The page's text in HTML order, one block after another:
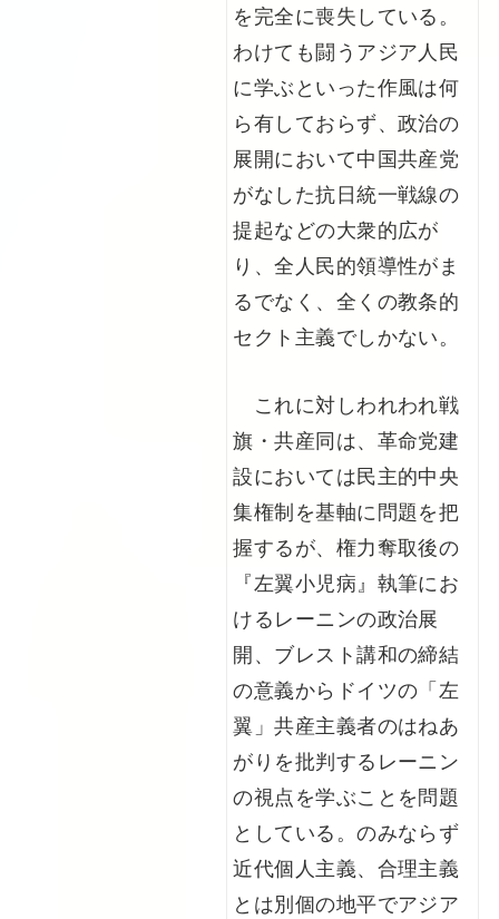
を完全に喪失している。
わけても闘うアジア人民
に学ぶといった作風は何
ら有しておらず、政治の
展開において中国共産党
がなした抗日統一戦線の
提起などの大衆的広が
り、全人民的領導性がま
るでなく、全くの教条的
セクト主義でしかない。
これに対しわれわれ戦
旗・共産同は、革命党建
設においては民主的中央
集権制を基軸に問題を把
握するが、権力奪取後の
『左翼小児病』執筆にお
けるレーニンの政治展
開、ブレスト講和の締結
の意義からドイツの「左
翼」共産主義者のはねあ
がりを批判するレーニン
の視点を学ぶことを問題
としている。のみならず
近代個人主義、合理主義
とは別個の地平でアジア